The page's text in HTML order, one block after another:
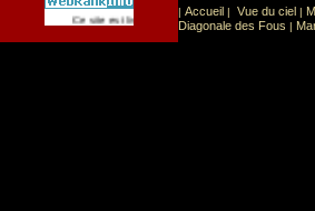
Ce site est list� dans la cat�gorie Sport
| Accueil | Vue du ciel |
Diagonale des Fous |